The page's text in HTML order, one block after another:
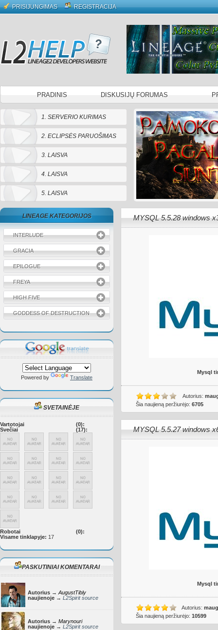
PRISIJUNGIMAS REGISTRACIJA
PRADINIS DISKUSIJŲ FORUMAS
1. SERVERIO KURIMAS
2. ECLIPSĖS PARUOŠIMAS
3. LAISVA
4. LAISVA
5. LAISVA
LINEAGE KATEGORIJOS
INTERLUDE
GRACIA
EPILOGUE
FREYA
HIGH FIVE
GODDESS OF DESTRUCTION
Powered by Translate
SVETAINĖJE
Vartotojai
(0):
Svečiai
(17):
Robotai
(0):
Visame tinklapyje: 17
PASKUTINIAI KOMENTARAI
Autorius → AugustTibly
naujienoje → L2Spirit source
Autorius → Marynouri
naujienoje → L2Spirit source
MYSQL 5.5.28 windows
Mysql
Autorius:
Šia naujieną peržiurėjo: 6705
MYSQL 5.5.27 windows
Mysql
Autorius:
Šia naujieną peržiurėjo: 10599